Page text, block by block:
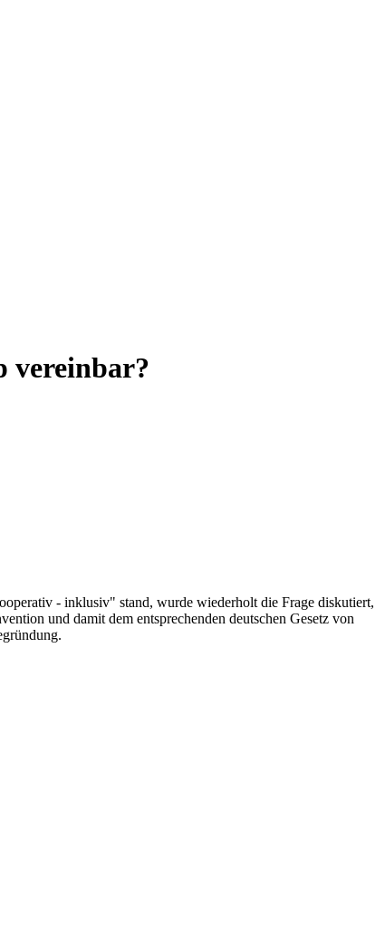
vereinbar?
- inklusiv" stand, wurde wiederholt die Frage diskutiert,
und damit dem entsprechenden deutschen Gesetz von